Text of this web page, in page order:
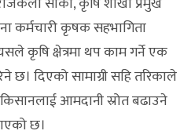
कर्मचारी कृषक सहभागिता
कृषि क्षेत्रमा थप काम गर्ने एक
छ। दिएको सामाग्री सहि तरिकाले
आमदानी स्रोत बढाउने
छ।